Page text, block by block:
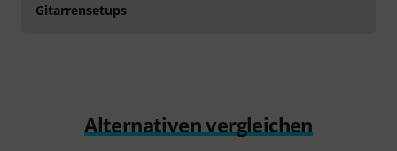
Gitarrensetups
Alternativen vergleichen